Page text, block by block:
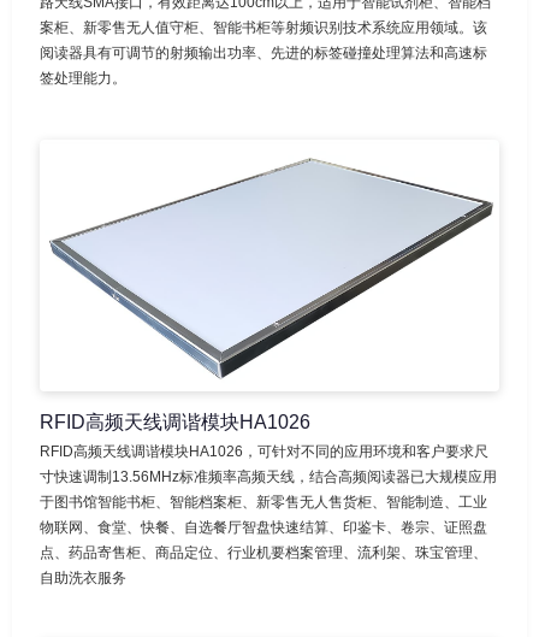
案柜、新零售无人值守柜、智能书柜等射频识别技术系统应用领域。该
阅读器具有可调节的射频输出功率、先进的标签碰撞处理算法和高速标
签处理能力。
RFID高频天线调谐模块HA1026
RFID高频天线调谐模块HA1026，可针对不同的应用环境和客户要求尺
寸快速调制13.56MHz标准频率高频天线，结合高频阅读器已大规模应用
于图书馆智能书柜、智能档案柜、新零售无人售货柜、智能制造、工业
物联网、食堂、快餐、自选餐厅智盘快速结算、印鉴卡、卷宗、证照盘
点、药品寄售柜、商品定位、行业机要档案管理、流利架、珠宝管理、
自助洗衣服务